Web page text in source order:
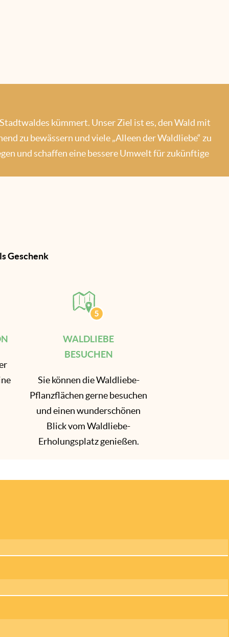
kümmert. Unser Ziel ist es, den Wald mit
zu bewässern und viele „Alleen der Waldliebe“ zu
und schaffen eine bessere Umwelt für zukünftige
Geschenk
WALDLIEBE
BESUCHEN
Sie können die Waldliebe-
Pflanzflächen gerne besuchen
und einen wunderschönen
Blick vom Waldliebe-
Erholungsplatz genießen.